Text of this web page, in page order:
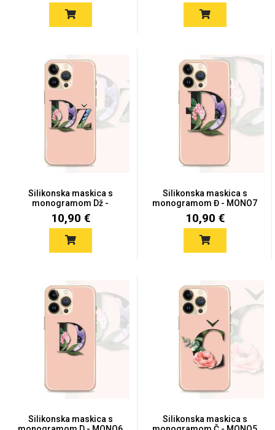
Silikonska maskica s
monogramom Dž -
MONO8
10,90 €
Silikonska maskica s
monogramom Đ - MONO7
10,90 €
Silikonska maskica s
Silikonska maskica s